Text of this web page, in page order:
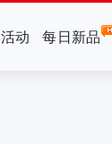
活动 每日新品